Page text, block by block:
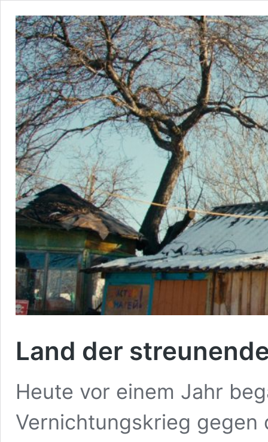
Land der
Heute vor einem Jahr
Vernichtungskrieg gegen